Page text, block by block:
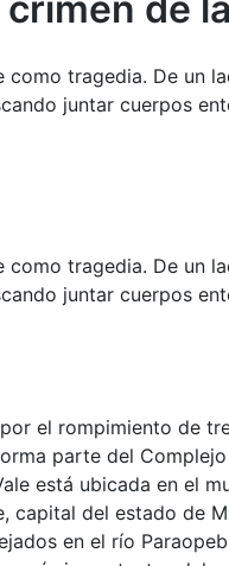
tragedia. De un
juntar cuerpos
tragedia. De un
juntar cuerpos
el rompimiento de
parte del
está ubicada en el
capital del estado de
en el río